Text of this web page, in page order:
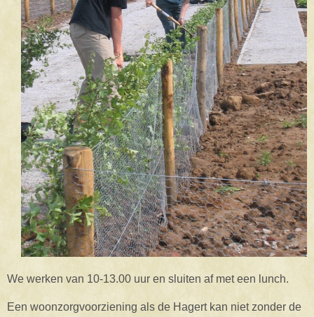
We werken van 10-13.00 uur en sluiten af met een lunch.
Een woonzorgvoorziening als de Hagert kan niet zonder de